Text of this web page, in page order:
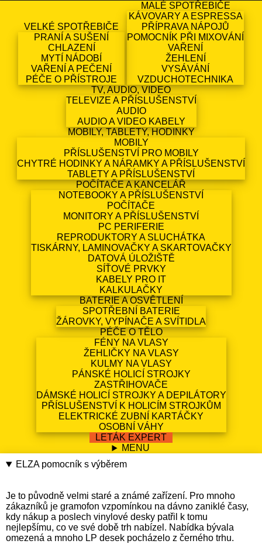
VELKÉ SPOTŘEBIČE
PRANÍ A SUŠENÍ
CHLAZENÍ
MYTÍ NÁDOBÍ
VAŘENÍ A PEČENÍ
PÉČE O PŘÍSTROJE
MALÉ SPOTŘEBIČE
KÁVOVARY A ESPRESSA
PŘÍPRAVA NÁPOJŮ
POMOCNÍK PŘI MIXOVÁNÍ
VAŘENÍ
ŽEHLENÍ
VYSÁVÁNÍ
VZDUCHOTECHNIKA
TV, AUDIO, VIDEO
TELEVIZE A PŘÍSLUŠENSTVÍ
AUDIO
AUDIO A VIDEO KABELY
MOBILY, TABLETY, HODINKY
MOBILY
PŘÍSLUŠENSTVÍ PRO MOBILY
CHYTRÉ HODINKY A NÁRAMKY A PŘÍSLUŠENSTVÍ
TABLETY A PŘÍSLUŠENSTVÍ
POČÍTAČE A KANCELÁŘ
NOTEBOOKY A PŘÍSLUŠENSTVÍ
POČÍTAČE
MONITORY A PŘÍSLUŠENSTVÍ
PC PERIFERIE
REPRODUKTORY A SLUCHÁTKA
TISKÁRNY, LAMINOVAČKY A SKARTOVAČKY
DATOVÁ ÚLOŽIŠTĚ
SÍŤOVÉ PRVKY
KABELY PRO IT
KALKULAČKY
BATERIE A OSVĚTLENÍ
SPOTŘEBNÍ BATERIE
ŽÁROVKY, VYPÍNAČE A SVÍTIDLA
PÉČE O TĚLO
FÉNY NA VLASY
ŽEHLIČKY NA VLASY
KULMY NA VLASY
PÁNSKÉ HOLICÍ STROJKY
ZASTŘIHOVAČE
DÁMSKÉ HOLICÍ STROJKY A DEPILÁTORY
PŘÍSLUŠENSTVÍ K HOLICÍM STROJKŮM
ELEKTRICKÉ ZUBNÍ KARTÁČKY
OSOBNÍ VÁHY
LETÁK EXPERT
MENU
ELZA pomocník s výběrem
Je to původně velmi staré a známé zařízení. Pro mnoho
zákazníků je gramofon vzpomínkou na dávno zaniklé časy,
kdy nákup a poslech vinylové desky patřil k tomu
nejlepšímu, co ve své době trh nabízel. Nabídka bývala
omezená a mnoho LP desek pocházelo z černého trhu.